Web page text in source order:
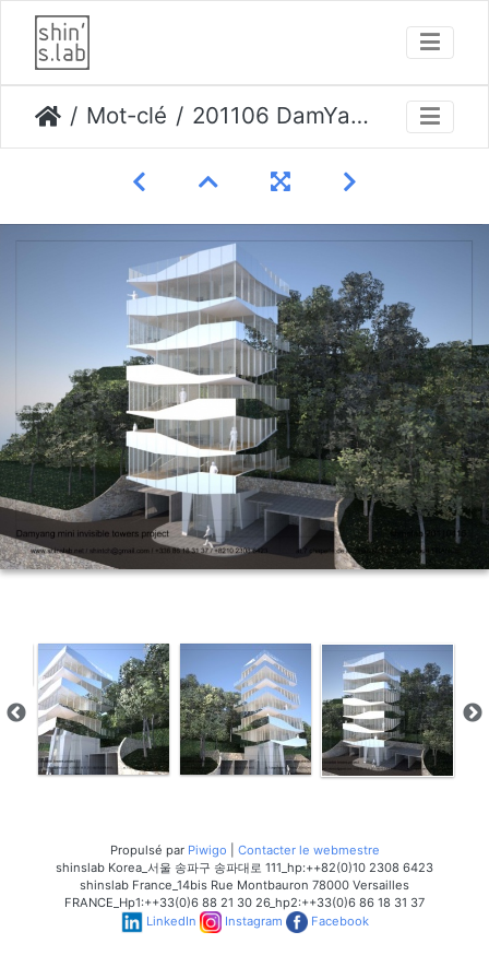
Mot-clé 201106 DamYang Resort 21
Propulsé par Piwigo
Contacter le webmestre
shinslab Korea_서울 송파구 송파대로 111_hp:++82(0)10 2308 6423
shinslab France_14bis Rue Montbauron 78000 Versailles
FRANCE_Hp1:++33(0)6 88 21 30 26_hp2:++33(0)6 86 18 31 37
LinkedIn
Instagram Facebook